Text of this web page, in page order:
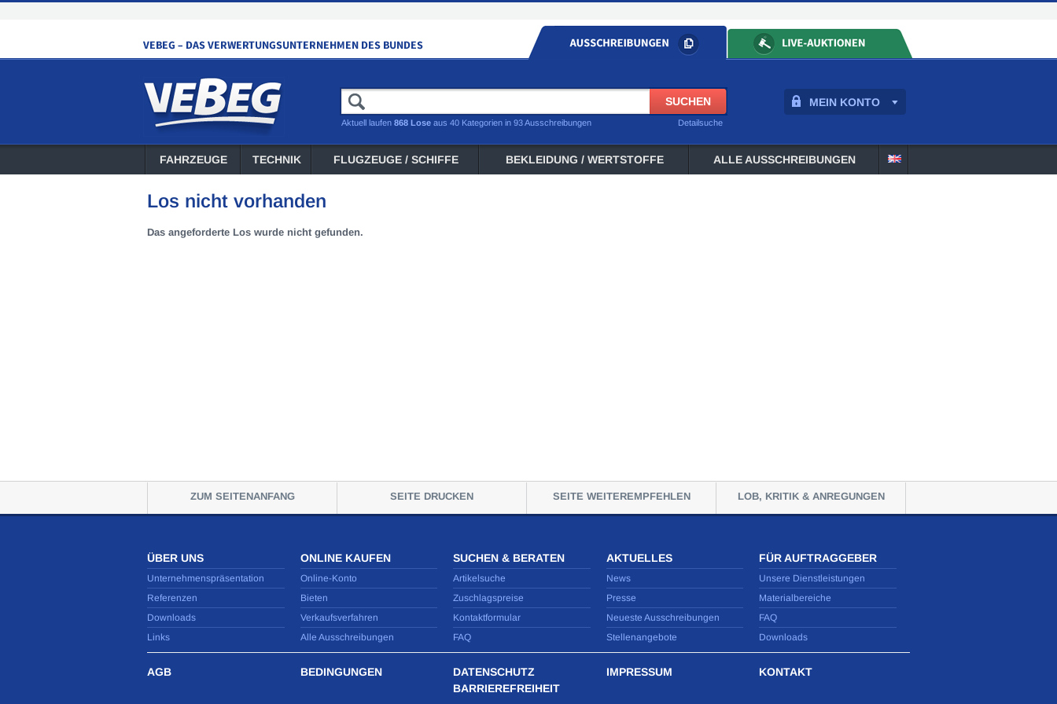
MEIN KONTO
Detailsuche
Aktuell laufen 868 Lose aus 40 Kategorien in 93 Ausschreibungen
FAHRZEUGE TECHNIK FLUGZEUGE / SCHIFFE BEKLEIDUNG / WERTSTOFFE ALLE AUSSCHREIBUNGEN
Los nicht vorhanden
Das angeforderte Los wurde nicht gefunden.
ZUM SEITENANFANG SEITE DRUCKEN SEITE WEITEREMPFEHLEN LOB, KRITIK & ANREGUNGEN
ÜBER UNS
Unternehmenspräsentation
Referenzen
Downloads
Links
ONLINE KAUFEN
Online-Konto
Bieten
Verkaufsverfahren
Alle Ausschreibungen
SUCHEN & BERATEN
Artikelsuche
Zuschlagspreise
Kontaktformular
FAQ
AKTUELLES
News
Presse
Neueste Ausschreibungen
Stellenangebote
FÜR AUFTRAGGEBER
Unsere Dienstleistungen
Materialbereiche
FAQ
Downloads
AGB BEDINGUNGEN
DATENSCHUTZ
BARRIEREFREIHEIT
IMPRESSUM KONTAKT